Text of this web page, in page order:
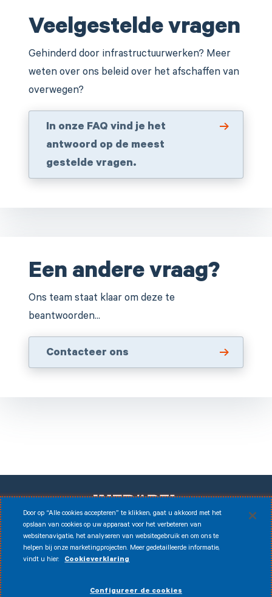
Veelgestelde vragen
Gehinderd door infrastructuurwerken? Meer
weten over ons beleid over het afschaffen van
overwegen?
In onze FAQ vind je het
antwoord op de meest
gestelde vragen.
Een andere vraag?
Ons team staat klaar om deze te
beantwoorden...
Contacteer ons
FacebookInstagramLinkedInYoutube
Disclaimer
Door op “Alle cookies accepteren” te klikken, gaat u akkoord met het
opslaan van cookies op uw apparaat voor het verbeteren van
websitenavigatie, het analyseren van websitegebruik en om ons te
helpen bij onze marketingprojecten. Meer gedetailleerde informatie,
vindt u hier:
Cookieverklaring
Configureer de cookies